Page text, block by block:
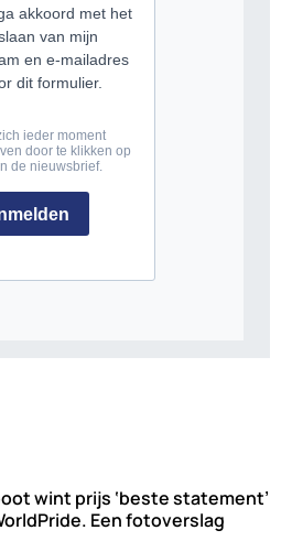
wint prijs ‘beste statement’
Een fotoverslag